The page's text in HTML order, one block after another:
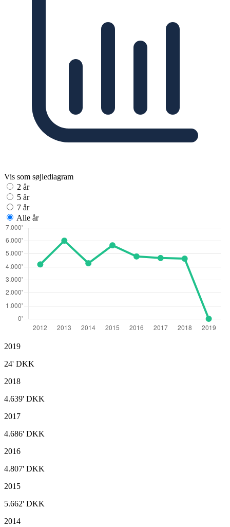
Vis som søjlediagram
2 år
5 år
7 år
Alle år
2019
24' DKK
2018
4.639' DKK
2017
4.686' DKK
2016
4.807' DKK
2015
5.662' DKK
2014